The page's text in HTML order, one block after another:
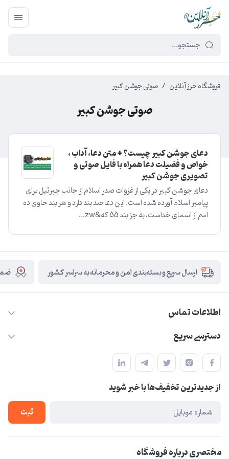
449f43cf-3da2-4422-bb12-2566cb5b8b05
فروشگاه حرز آنلاین / صوتی جوشن کبیر
صوتی جوشن کبیر
دعای جوشن کبیر چیست؟ + متن دعا، آداب ،
خواص و فضیلت دعا همراه با فایل صوتی و
تصویری جوشن کبیر
دعای جوشن کبیر در یکی از غزوات صدر اسلام از جانب جبرئیل برای
پیامبر اسلام آورده شده است. این‌ دعا صد بند دارد و هر بند حاوی‌ ده‌
اسم از اسمای‌ خداست‌، به‌ جز بند 55 که&zw...
ارسال سریع و بسته‌بندی امن و محرمانه به سراسر کشور
اطلاعات تماس
09210446578
herzeonline@gmail.com
مشهد مقدس ،خیابان امام رضا(ع) ، حرم مطهر رضوی ، فلکه آب ، بازار
امام رضا (ع)
دسترسی سریع
حساب کاربری
مجله فروشگاه
لیست محصولات
درباره ما
از جدید‌ترین تخفیف‌ها با‌ خبر شوید
ثبت
مختصری درباره فروشگاه